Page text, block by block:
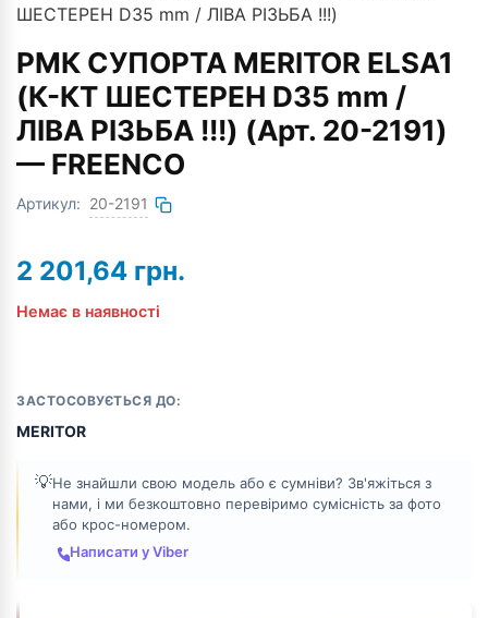
ШЕСТЕРЕН D35 mm / ЛІВА РІЗЬБА !!!)
РМК СУПОРТА MERITOR ELSA1
(К-КТ ШЕСТЕРЕН D35 mm /
ЛІВА РІЗЬБА !!!) (Арт. 20-2191)
— FREENCO
Артикул: 20-2191
ЗАСТОСОВУЄТЬСЯ ДО:
MERITOR
💡Не знайшли свою модель або є сумніви? Зв'яжіться з
нами, і ми безкоштовно перевіримо сумісність за фото
або крос-номером.
Написати у Viber
2 201,64 грн.
Немає в наявності